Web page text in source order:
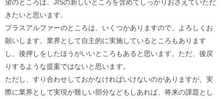
望のところは、JISの新しいところを含めてしっかりおさえていただ
きたいと思います。
プラスアルファーのところは、いくつかありますので、よろしくお
願いします。業界として自主的に実施しているところもあります
し、後押しをしたほうがいいところもあると思います。ただ、後戻
りするような提案ではないと思います。
ただし、すり合わせしておかなければいけないのがありますが、実
際に業界として実現が難しい部分などもしあれば、将来の課題とし